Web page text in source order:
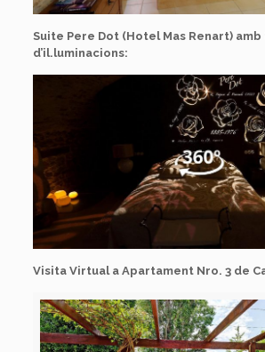
Suite Pere Dot (Hotel Mas Renart)
d’il.luminacions:
Visita Virtual a Apartament Nro. 3 de